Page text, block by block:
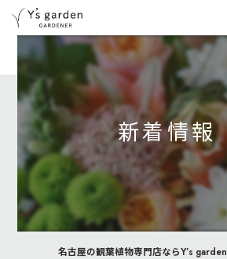
新着情報
名古屋の観葉植物専門店ならY’s garden